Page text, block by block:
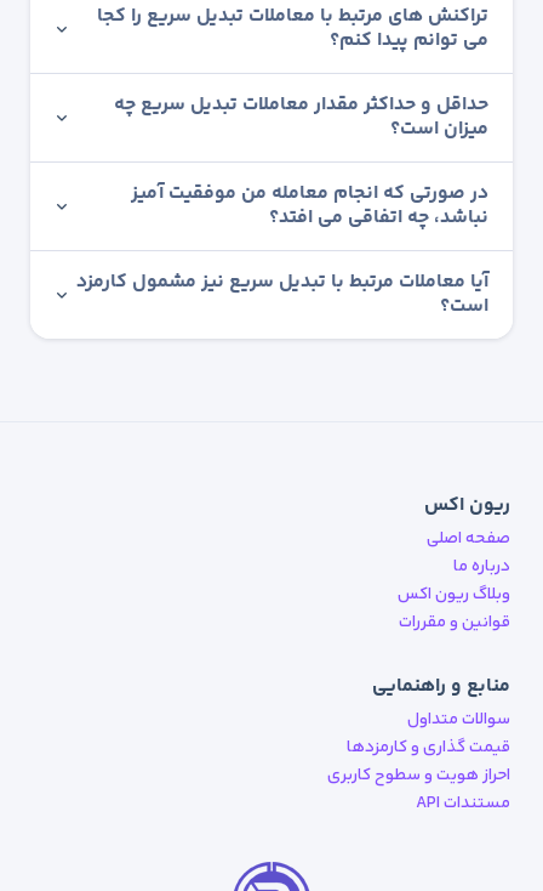
تراکنش های مرتبط با معاملات تبدیل سریع را کجا
می توانم پیدا کنم؟
حداقل و حداکثر مقدار معاملات تبدیل سریع چه
میزان است؟
در صورتی که انجام معامله من موفقیت آمیز
نباشد، چه اتفاقی می افتد؟
آیا معاملات مرتبط با تبدیل سریع نیز مشمول کارمزد
است؟
ریون اکس
صفحه اصلی
درباره ما
وبلاگ ریون اکس
قوانین و مقررات
منابع و راهنمایی
سوالات متداول
قیمت گذاری و کارمزدها
احراز هویت و سطوح کاربری
مستندات API